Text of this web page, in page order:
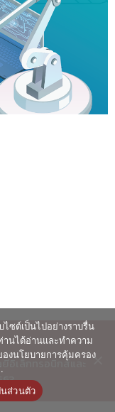
อิเล็กทรอนิกส์และ
ไซต์เป็นไปอย่างราบรื่น
านได้อ่านและทำความ
งนโยบายการคุ้มครอง
ส่วนตัว